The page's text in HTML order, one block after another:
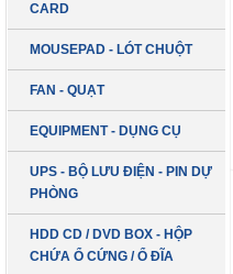
CARD
MOUSEPAD - LÓT CHUỘT
FAN - QUẠT
EQUIPMENT - DỤNG CỤ
UPS - BỘ LƯU ĐIỆN - PIN DỰ
PHÒNG
HDD CD / DVD BOX - HỘP
CHỨA Ổ CỨNG / Ổ ĐĨA